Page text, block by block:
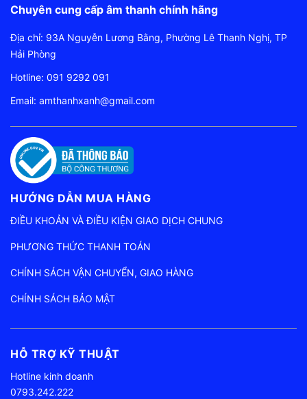
Chuyên cung cấp âm thanh chính hãng
Địa chỉ: 93A Nguyễn Lương Bằng, Phường Lê Thanh Nghị, TP
Hải Phòng
Hotline: 091 9292 091
Email: amthanhxanh@gmail.com
HƯỚNG DẪN MUA HÀNG
ĐIỀU KHOẢN VÀ ĐIỀU KIỆN GIAO DỊCH CHUNG
PHƯƠNG THỨC THANH TOÁN
CHÍNH SÁCH VẬN CHUYỂN, GIAO HÀNG
CHÍNH SÁCH BẢO MẬT
HỖ TRỢ KỸ THUẬT
Hotline kinh doanh
0793.242.222